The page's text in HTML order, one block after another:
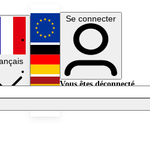
English
Deutsch
Se connecter
Vous êtes déconnecté.